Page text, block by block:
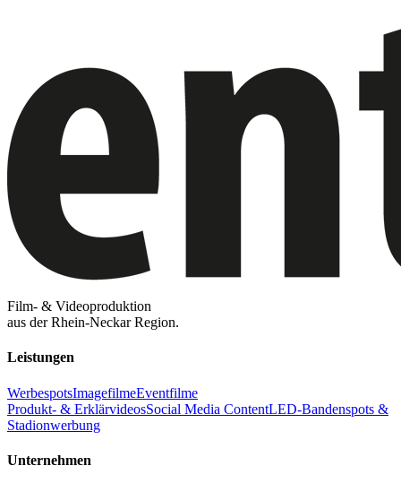
Film- & Videoproduktion
aus der Rhein-Neckar Region.
Leistungen
WerbespotsImagefilmeEventfilme
Produkt- & ErklärvideosSocial Media ContentLED-Bandenspots &
Stadionwerbung
Unternehmen